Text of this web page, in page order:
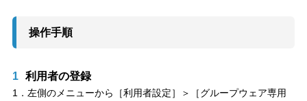
操作手順
1 利用者の登録
1．左側のメニューから［利用者設定］＞［グループウェア専用